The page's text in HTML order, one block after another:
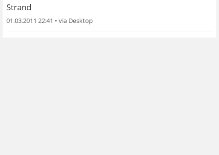
Strand
01.03.2011 22:41 •